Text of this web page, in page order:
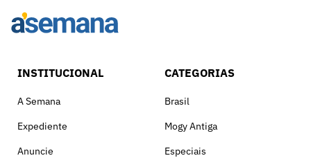
INSTITUCIONAL
A Semana
Expediente
Anuncie
CATEGORIAS
Brasil
Mogy Antiga
Especiais